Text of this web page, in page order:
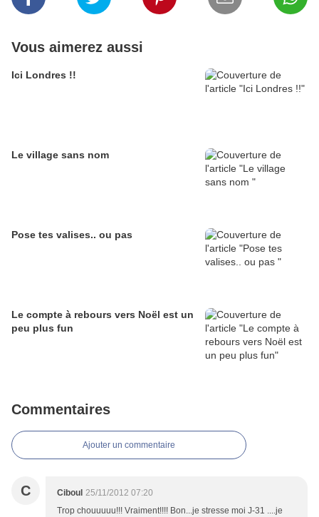
Vous aimerez aussi
Ici Londres !!
Le village sans nom
Pose tes valises.. ou pas
Le compte à rebours vers Noël est un
peu plus fun
Commentaires
Ajouter un commentaire
C Ciboul 25/11/2012 07:20
Trop chouuuuu!!! Vraiment!!!! Bon...je stresse moi J-31 ....je